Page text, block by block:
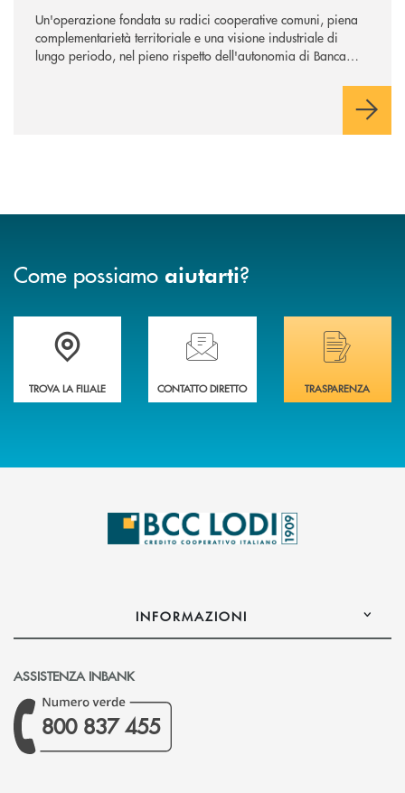
Un'operazione fondata su radici cooperative comuni, piena
complementarietà territoriale e una visione industriale di
lungo periodo, nel pieno rispetto dell'autonomia di Banca
negoziazione esclusiva per la finalizzazione dell’operazione.
Come possiamo aiutarti?
Trova la filiale più vicina a Te
TROVA LA FILIALE
Hai bisogno di assistenza immediata?
CONTATTO DIRETTO
Hai bisogno di
TRASPARENZA
INFORMAZIONI
ASSISTENZA INBANK
800 837 455